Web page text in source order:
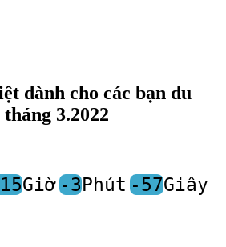
dành cho các bạn du
3.2022
Giờ-3Phút -57Giây